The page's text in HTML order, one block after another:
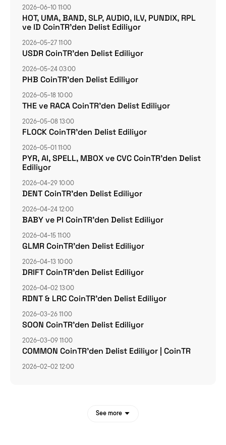
2026-06-10 11:00
HOT, UMA, BAND, SLP, AUDIO, ILV, PUNDIX, RPL
ve ID CoinTR’den Delist Ediliyor
2026-05-27 11:00
USDR CoinTR’den Delist Ediliyor
2026-05-24 03:00
PHB CoinTR’den Delist Ediliyor
2026-05-18 10:00
THE ve RACA CoinTR’den Delist Ediliyor
2026-05-08 13:00
FLOCK CoinTR’den Delist Ediliyor
2026-05-01 11:00
PYR, AI, SPELL, MBOX ve CVC CoinTR’den Delist
Ediliyor
2026-04-29 10:00
DENT CoinTR’den Delist Ediliyor
2026-04-24 12:00
BABY ve PI CoinTR’den Delist Ediliyor
2026-04-15 11:00
GLMR CoinTR’den Delist Ediliyor
2026-04-13 10:00
DRIFT CoinTR’den Delist Ediliyor
2026-04-02 13:00
RDNT & LRC CoinTR’den Delist Ediliyor
2026-03-26 11:00
SOON CoinTR’den Delist Ediliyor
2026-03-09 11:00
COMMON CoinTR’den Delist Ediliyor | CoinTR
2026-02-02 12:00
See more